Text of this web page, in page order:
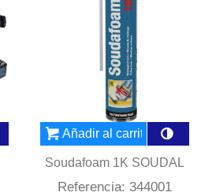
Añadir al carrito
Soudafoam 1K SOUDAL
Referencia: 344001